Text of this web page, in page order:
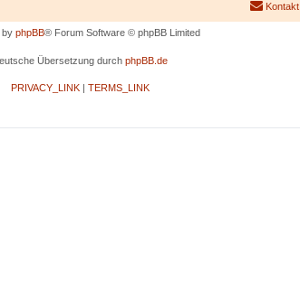
Kontakt
by phpBB® Forum Software © phpBB Limited
Übersetzung durch phpBB.de
PRIVACY_LINK| TERMS_LINK